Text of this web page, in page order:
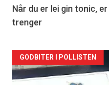
2
Når du er lei gin tonic,
trenger
Forsiden
akkurat
GODBITER I POLLISTEN